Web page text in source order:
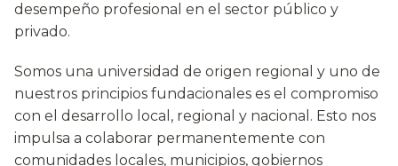
desempeño profesional en el sector público y
privado.
Somos una universidad de origen regional y uno de
nuestros principios fundacionales es el compromiso
con el desarrollo local, regional y nacional. Esto nos
impulsa a colaborar permanentemente con
comunidades locales, municipios, gobiernos